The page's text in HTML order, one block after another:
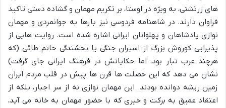
های زرتشتی، به ویژه در اوستا، بر تکریم مهمان و گشاده دستی تاکید
فراوان دارند. در شاهنامه فردوسی نیز بارها به جوانمردی و مهمان
نوازی پادشاهان و پهلوانان ایرانی اشاره شده است. روایت هایی از
پذیرایی کوروش بزرگ از اسیران جنگی یا بخشندگی حاتم طائی (که
هرچند عرب تبار بود، اما حکایاتش در فرهنگ ایرانی جای گرفت)
نشان می دهد که این خصلت ها قرن ها پیش در قلب مردم ایران
زمین ریشه دوانده بودند. این مهمان نوازی نه از سر اجبار، بلکه از
اعتقاد عمیق به برکت و خیری که با حضور مهمان به خانه می آید،